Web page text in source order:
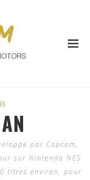
par Capcom,
sur Nintendo NES
titres environ, pour